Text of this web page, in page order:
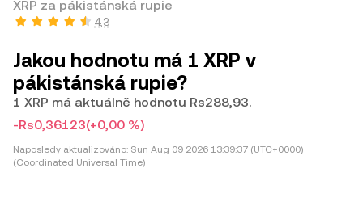
XRP za pákistánská rupie
4,3
Jakou hodnotu má 1 XRP v
pákistánská rupie?
1 XRP má aktuálně hodnotu Rs288,93.
-Rs0,36123(+0,00 %)
Naposledy aktualizováno: Sun Aug 09 2026 13:39:37 (UTC+0000)
(Coordinated Universal Time)